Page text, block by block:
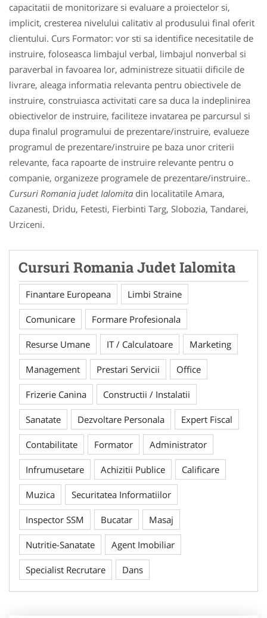
capacitatii de monitorizare si evaluare a proiectelor si,
implicit, cresterea nivelului calitativ al produsului final oferit
clientului. Curs Formator: vor sti sa identifice necesitatile de
instruire, foloseasca limbajul verbal, limbajul nonverbal si
paraverbal in favoarea lor, administreze situatii dificile de
livrare, aleaga informatia relevanta pentru obiectivele de
instruire, construiasca activitati care sa duca la indeplinirea
obiectivelor de instruire, faciliteze invatarea pe parcursul si
dupa finalul programului de prezentare/instruire, evalueze
programul de prezentare/instruire pe baza unor criterii
relevante, faca rapoarte de instruire relevante pentru o
companie, organizeze programele de prezentare/instruire..
Cursuri Romania judet Ialomita din localitatile Amara,
Cazanesti, Dridu, Fetesti, Fierbinti Targ, Slobozia, Tandarei,
Urziceni.
Cursuri Romania Judet Ialomita
Finantare Europeana Limbi Straine
Comunicare Formare Profesionala
Resurse Umane IT / Calculatoare Marketing
Management Prestari Servicii Office
Frizerie Canina Constructii / Instalatii
Sanatate Dezvoltare Personala Expert Fiscal
Contabilitate Formator Administrator
Infrumusetare Achizitii Publice Calificare
Muzica Securitatea Informatiilor
Inspector SSM Bucatar Masaj
Nutritie-Sanatate Agent Imobiliar
Specialist Recrutare Dans